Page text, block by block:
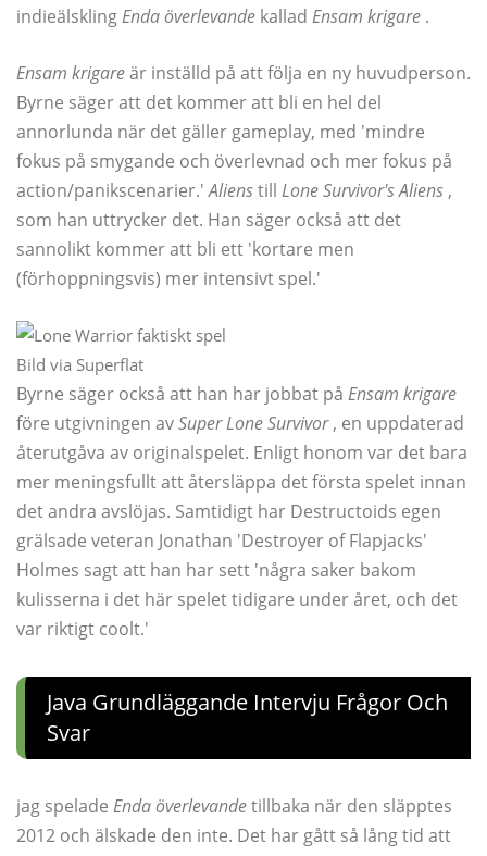
indieälsklingEnda överlevande kallad Ensam krigare .
Ensam krigareär inställd på att följa en ny huvudperson.
Byrne säger att det kommer att bli en hel del
annorlunda när det gäller gameplay, med 'mindre
fokus på smygande och överlevnad och mer fokus på
action/panikscenarier.'Alienstill Lone Survivor's Aliens ,
som han uttrycker det. Han säger också att det
sannolikt kommer att bli ett 'kortare men
(förhoppningsvis) mer intensivt spel.'
Bild via Superflat
Byrne säger också att han har jobbat på Ensam krigare
före utgivningen avSuper Lone Survivor, en uppdaterad
återutgåva av originalspelet. Enligt honom var det bara
mer meningsfullt att återsläppa det första spelet innan
det andra avslöjas. Samtidigt har Destructoids egen
grälsade veteran Jonathan 'Destroyer of Flapjacks'
Holmes sagt att han har sett 'några saker bakom
kulisserna i det här spelet tidigare under året, och det
var riktigt coolt.'
Java Grundläggande Intervju Frågor Och
Svar
jag spelade Enda överlevandetillbaka när den släpptes
2012 och älskade den inte. Det har gått så lång tid att